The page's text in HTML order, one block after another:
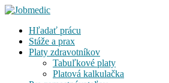
Hľadať prácu
Stáže a prax
Platy zdravotníkov
Tabuľkové platy
Platová kalkulačka